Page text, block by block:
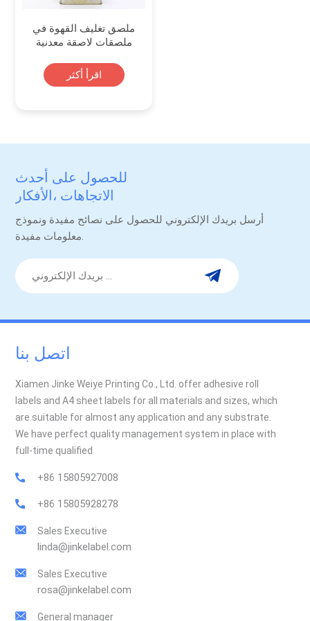
ملصق تغليف القهوة في
ملصقات لاصقة معدنية
اقرأ أكثر
للحصول على أحدث
الاتجاهات ،الأفكار
أرسل بريدك الإلكتروني للحصول على نصائح مفيدة ونموذج
معلومات مفيدة.
اتصل بنا
Xiamen Jinke Weiye Printing Co., Ltd. offer adhesive roll
labels and A4 sheet labels for all materials and sizes, which
are suitable for almost any application and any substrate.
We have perfect quality management system in place with
full-time qualified
+86 15805927008
+86 15805928278
Sales Executive
linda@jinkelabel.com
Sales Executive
rosa@jinkelabel.com
General manager